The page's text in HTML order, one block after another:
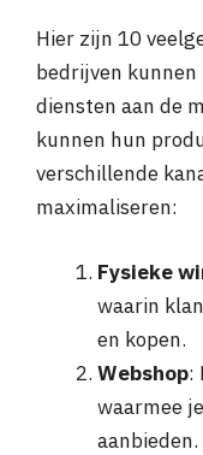
Hier zijn 10
bedrijven
diensten aan de
kunnen hun
verschillende
maximaliseren:
Fysieke
waarin
en kopen.
Webshop:
waarmee
aanbieden.